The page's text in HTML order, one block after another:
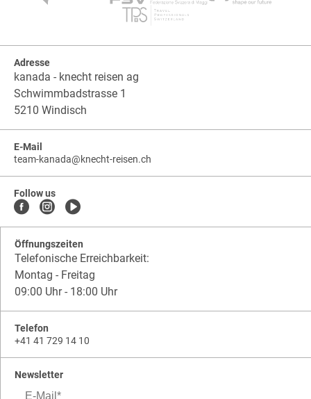
Adresse
kanada - knecht reisen ag
Schwimmbadstrasse 1
5210 Windisch
E-Mail
team-kanada@knecht-reisen.ch
Follow us
Öffnungszeiten
Telefonische Erreichbarkeit:
Montag - Freitag
09:00 Uhr - 18:00 Uhr
Telefon
+41 41 729 14 10
Newsletter